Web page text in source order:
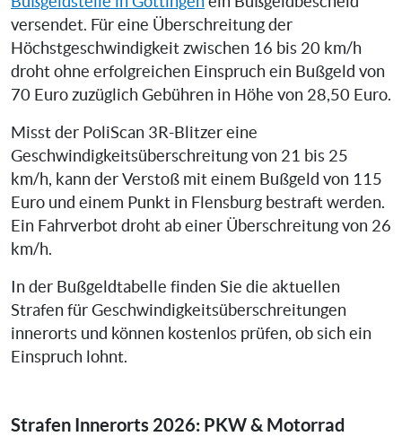
versendet. Für eine Überschreitung der
Höchstgeschwindigkeit zwischen 16 bis 20 km/h
droht ohne erfolgreichen Einspruch ein Bußgeld von
70 Euro zuzüglich Gebühren in Höhe von 28,50 Euro.
Misst der PoliScan 3R-Blitzer eine
Geschwindigkeitsüberschreitung von 21 bis 25
km/h, kann der Verstoß mit einem Bußgeld von 115
Euro und einem Punkt in Flensburg bestraft werden.
Ein Fahrverbot droht ab einer Überschreitung von 26
km/h.
In der Bußgeldtabelle finden Sie die aktuellen
Strafen für Geschwindigkeitsüberschreitungen
innerorts und können kostenlos prüfen, ob sich ein
Einspruch lohnt.
Strafen Innerorts 2026: PKW & Motorrad